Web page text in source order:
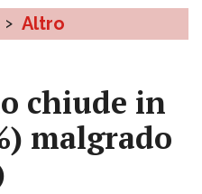
> Altro
chiude in
malgrado